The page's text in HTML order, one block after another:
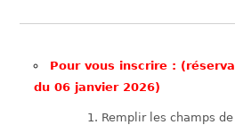
Pour vous inscrire :
du 06 janvier 2026)
Remplir les champs